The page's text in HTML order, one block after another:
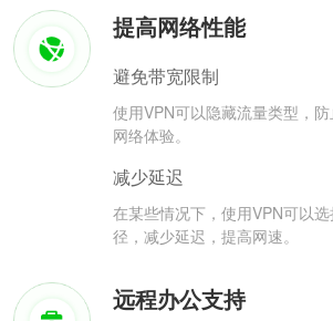
提高网络性能
避免带宽限制
使用VPN可以隐藏流量类型，
网络体验。
减少延迟
在某些情况下，使用VPN可以
径，减少延迟，提高网速。
远程办公支持